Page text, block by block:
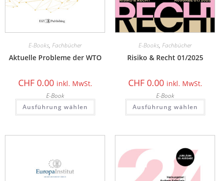
E-Books, Fachbücher
Aktuelle Probleme der WTO
CHF0.00 inkl. MwSt.
E-Book
Ausführung wählen
E-Books, Fachbücher
Risiko & Recht 01/2025
CHF0.00 inkl. MwSt.
E-Book
Ausführung wählen